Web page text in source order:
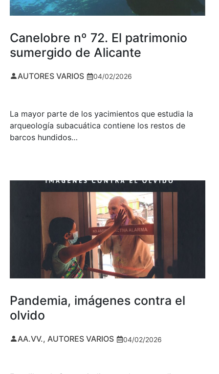
Canelobre nº 72. El patrimonio
sumergido de Alicante
AUTORES VARIOS 04/02/2026
La mayor parte de los yacimientos que estudia la
arqueología subacuática contiene los restos de
barcos hundidos…
Pandemia, imágenes contra el
olvido
AA.VV., AUTORES VARIOS 04/02/2026